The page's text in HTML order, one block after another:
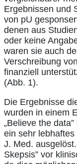
Ergebnissen und
von pU
denen aus
oder keine
waren sie auch
Verschreibung
finanziell
(Abb. 1).
Die Ergebnisse
wurden in einem
„Believe the
ein sehr
J. Med.
Skepsis” vor